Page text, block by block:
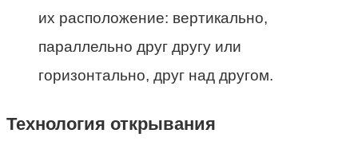
их расположение: вертикально,
параллельно друг другу или
горизонтально, друг над другом.
Технология открывания